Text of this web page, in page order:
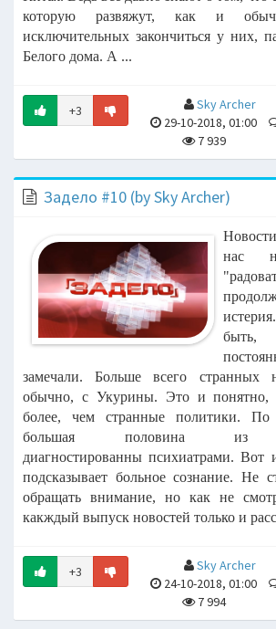
которую развяжут, как и
исключительных закончиться у них,
Белого дома. А ...
+3
Sky Archer
29-10-2018, 01:00
7 939
Задело #10 (by Sky Archer)
нас
замечали. Больше всего странных
обычно, с Укурины. Это и понятно,
более, чем странные политики.
большая половина
диагностированны психиатрами. Вот
подсказывает больное сознание. Не
обращать внимание, но как не
какждый выпуск новостей только и
+3
Sky Archer
24-10-2018, 01:00
7 994